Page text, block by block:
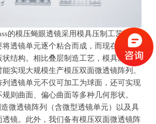
的模压蝇眼透镜采用模具压制工艺制
将透镜单元逐个粘合而成，而现在通过模
状结构。相比叠层制造工艺，模具压制具
实现大规模生产模压双面微透镜阵列。
列透镜单元不仅可加工为球面，还可实现
则曲面、偏心曲面等多种几何形状。
微透镜阵列（含微型透镜单元）以及具
透镜。此外，我们备有模压双面微透镜阵